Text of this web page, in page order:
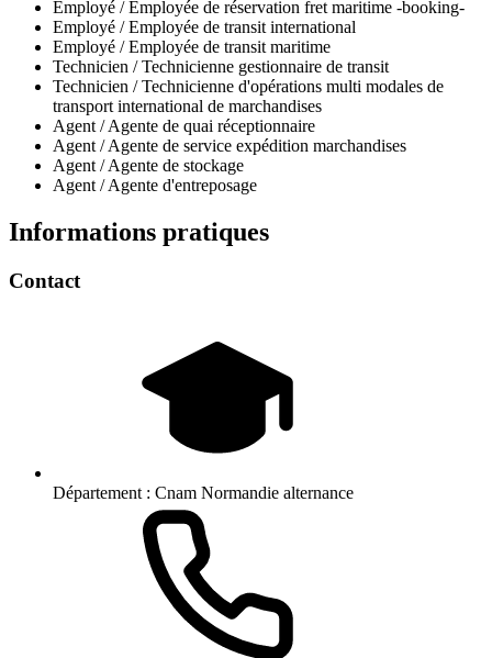
Employé / Employée de réservation fret maritime -booking-
Employé / Employée de transit international
Employé / Employée de transit maritime
Technicien / Technicienne gestionnaire de transit
Technicien / Technicienne d'opérations multi modales de
transport international de marchandises
Agent / Agente de quai réceptionnaire
Agent / Agente de service expédition marchandises
Agent / Agente de stockage
Agent / Agente d'entreposage
Informations pratiques
Contact
Département : Cnam Normandie alternance